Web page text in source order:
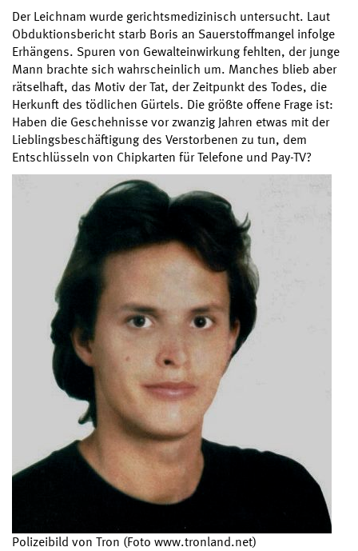
Der Leichnam wurde gerichtsmedizinisch untersucht. Laut
Obduktionsbericht starb Boris an Sauerstoffmangel infolge
Erhängens. Spuren von Gewalteinwirkung fehlten, der junge
Mann brachte sich wahrscheinlich um. Manches blieb aber
rätselhaft, das Motiv der Tat, der Zeitpunkt des Todes, die
Herkunft des tödlichen Gürtels. Die größte offene Frage ist:
Haben die Geschehnisse vor zwanzig Jahren etwas mit der
Lieblingsbeschäftigung des Verstorbenen zu tun, dem
Entschlüsseln von Chipkarten für Telefone und Pay-TV?
Polizeibild von Tron (Foto www.tronland.net)